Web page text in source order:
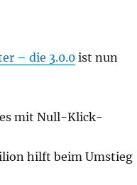
– die 3.0.0ist nun
mit Null-Klick-
hilft beim Umstieg